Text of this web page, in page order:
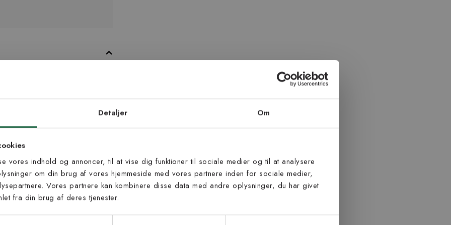
Detaljer Om
vores indhold og annoncer, til at vise dig funktioner til sociale medier og til at analysere
om din brug af vores hjemmeside med vores partnere inden for sociale medier,
Vores partnere kan kombinere disse data med andre oplysninger, du har givet
fra din brug af deres tjenester.
grå. Tæppet findes i flere
firkantede tæpper.
dig vores
at modtage vores tilbud,